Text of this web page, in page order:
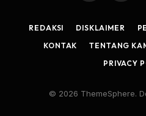
REDAKSI DISKLAIMER
KONTAK
TENTANG
PRIVACY
© 2026 ThemeSphere.